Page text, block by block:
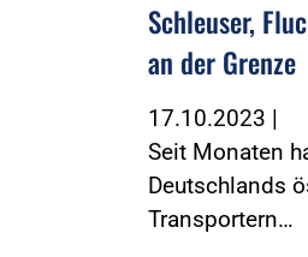
Schleuser,
an der Grenze
17.10.2023 |
Seit Monaten
Deutschlands
Transportern…